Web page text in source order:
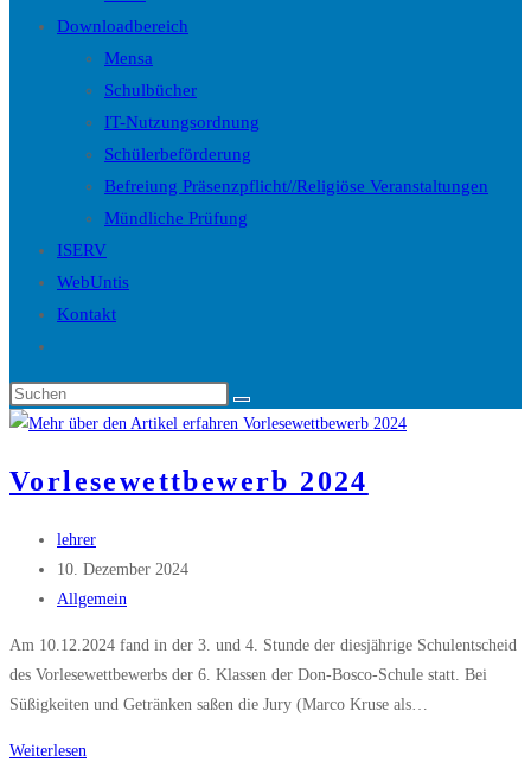
Downloadbereich
Mensa
Schulbücher
IT-Nutzungsordnung
Schülerbeförderung
Befreiung Präsenzpflicht//Religiöse Veranstaltungen
Mündliche Prüfung
ISERV
WebUntis
Kontakt
umschalten
Diese
Website
Vorlesewettbewerb 2024
Beitrags-
Autor:
lehrer
Beitrag
veröffentlicht:
10. Dezember 2024
Beitrags-
Allgemein
Am 10.12.2024 fand in der 3. und 4. Stunde der diesjährige Schulentscheid
des Vorlesewettbewerbs der 6. Klassen der Don-Bosco-Schule statt. Bei
Süßigkeiten und Getränken saßen die Jury (Marco Kruse als…
Weiterlesen